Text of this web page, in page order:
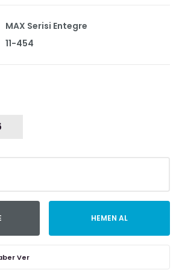
MAX Serisi Entegre
11-454
HEMEN AL
Ver